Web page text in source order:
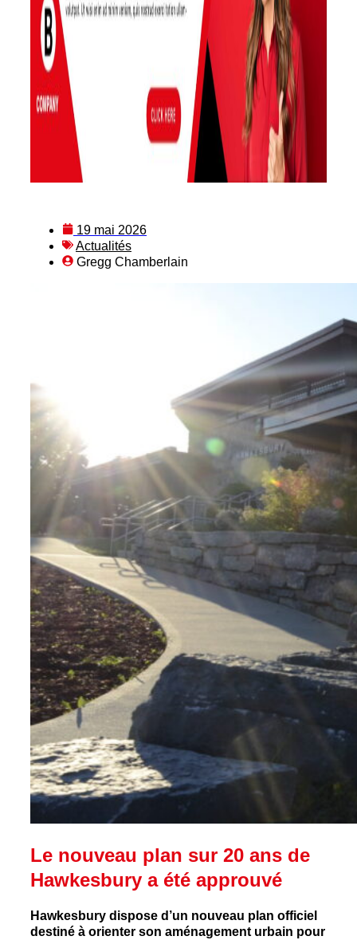
19 mai 2026
Actualités
Gregg Chamberlain
Le nouveau plan sur 20 ans de
Hawkesbury a été approuvé
Hawkesbury dispose d’un nouveau plan officiel
destiné à orienter son aménagement urbain pour